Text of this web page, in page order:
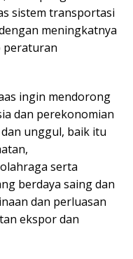
sistem transportasi
meningkatnya
peraturan
ingin mendorong
dan perekonomian
unggul, baik itu
serta
berdaya saing dan
dan perluasan
ekspor dan